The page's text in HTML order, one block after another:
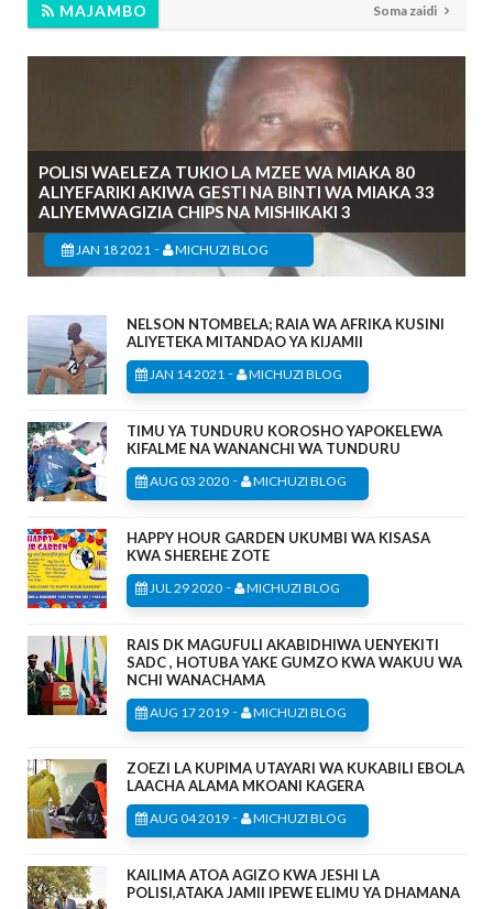
MAJAMBO Soma zaidi
POLISI WAELEZA TUKIO LA MZEE WA MIAKA 80
ALIYEFARIKI AKIWA GESTI NA BINTI WA MIAKA 33
ALIYEMWAGIZIA CHIPS NA MISHIKAKI 3
JAN 18 2021 - MICHUZI BLOG
NELSON NTOMBELA; RAIA WA AFRIKA KUSINI
ALIYETEKA MITANDAO YA KIJAMII
JAN 14 2021 - MICHUZI BLOG
TIMU YA TUNDURU KOROSHO YAPOKELEWA
KIFALME NA WANANCHI WA TUNDURU
AUG 03 2020 - MICHUZI BLOG
HAPPY HOUR GARDEN UKUMBI WA KISASA
KWA SHEREHE ZOTE
JUL 29 2020 - MICHUZI BLOG
RAIS DK MAGUFULI AKABIDHIWA UENYEKITI
SADC , HOTUBA YAKE GUMZO KWA WAKUU WA
NCHI WANACHAMA
AUG 17 2019 - MICHUZI BLOG
ZOEZI LA KUPIMA UTAYARI WA KUKABILI EBOLA
LAACHA ALAMA MKOANI KAGERA
AUG 04 2019 - MICHUZI BLOG
KAILIMA ATOA AGIZO KWA JESHI LA
POLISI,ATAKA JAMII IPEWE ELIMU YA DHAMANA